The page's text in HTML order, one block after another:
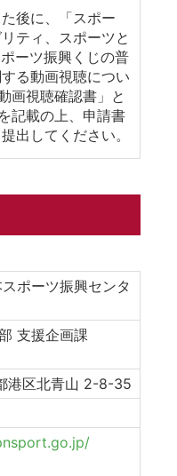
後に、「スポー
ティ、スポーツと
ーツ振興くじの普
る動画視聴につい
画視聴確認書」と
記載の上、申請書
出してください。
ポーツ振興センタ
支援企画課
港区北青山 2-8-35